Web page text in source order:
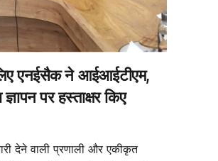
एनईसैक ने आईआईटीएम,
पर हस्ताक्षर किए
देने वाली प्रणाली और एकीकृत